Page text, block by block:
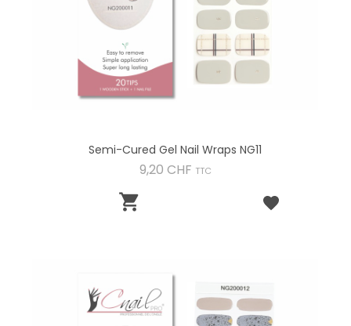
Semi-Cured Gel Nail Wraps NG11
9,20 CHF Preis
TTC
